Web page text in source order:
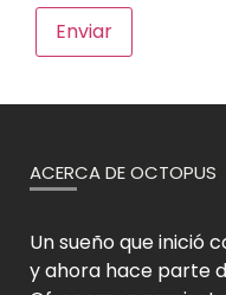
ACERCA DE OCTOPUS
Un sueño que inició
y ahora hace parte